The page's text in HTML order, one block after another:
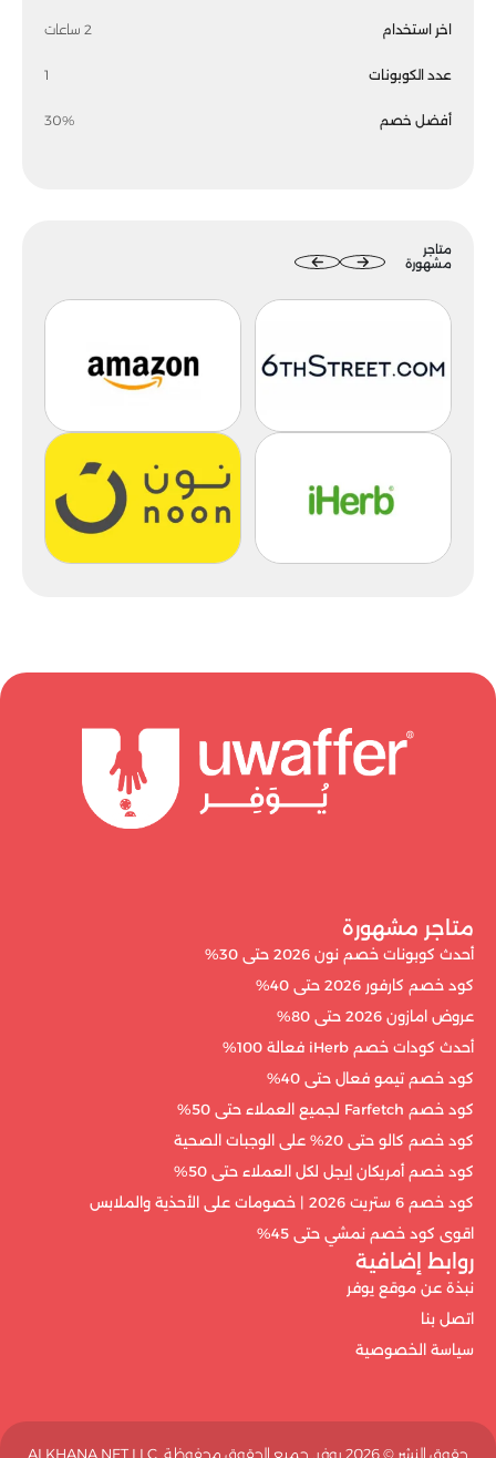
اخر استخدام 2 ساعات
عدد الكوبونات 1
أفضل خصم 30%
متاجر
مشهورة
متاجر مشهورة
أحدث كوبونات خصم نون 2026 حتى 30%
كود خصم كارفور 2026 حتى 40%
عروض امازون 2026 حتى 80%
أحدث كودات خصم iHerb فعالة 100%
كود خصم تيمو فعال حتى 40%
كود خصم Farfetch لجميع العملاء حتى 50%
كود خصم كالو حتى 20% على الوجبات الصحية
كود خصم أمريكان إيجل لكل العملاء حتى 50%
كود خصم 6 ستريت 2026 | خصومات على الأحذية والملابس
اقوى كود خصم نمشي حتى 45%
روابط إضافية
نبذة عن موقع يوفر
اتصل بنا
سياسة الخصوصية
حقوق النشر ©️ 2026 يوفر. جميع الحقوق محفوظة. ALKHANA NET LLC